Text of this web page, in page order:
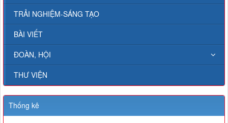
TRẢI NGHIỆM-SÁNG TẠO
BÀI VIẾT
ĐOÀN, HỘI
THƯ VIỆN
Thống kê